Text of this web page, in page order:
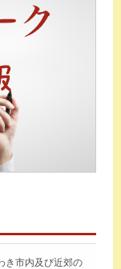
き市内及び近郊の